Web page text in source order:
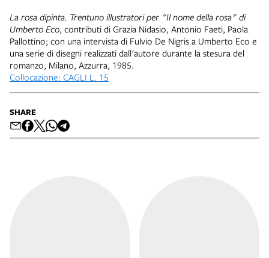
La rosa dipinta. Trentuno illustratori per "Il nome della rosa" di
Umberto Eco, contributi di Grazia Nidasio, Antonio Faeti, Paola
Pallottino; con una intervista di Fulvio De Nigris a Umberto Eco e
una serie di disegni realizzati dall'autore durante la stesura del
romanzo, Milano, Azzurra, 1985.
Collocazione: CAGLI L. 15
SHARE